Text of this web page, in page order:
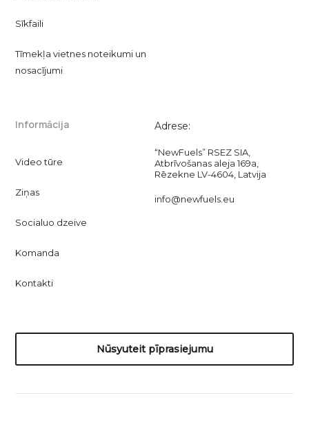
Sīkfaili
Tīmekļa vietnes noteikumi un
nosacījumi
Informācija
Video tūre
Ziņas
Socialuo dzeive
Komanda
Kontakti
Adrese:
“NewFuels” RSEZ SIA,
Atbrīvošanas aleja 169a,
Rēzekne LV-4604, Latvija
info@newfuels.eu
Nūsyuteit pīprasiejumu